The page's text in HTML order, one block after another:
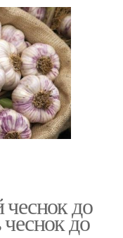
чеснок до
до